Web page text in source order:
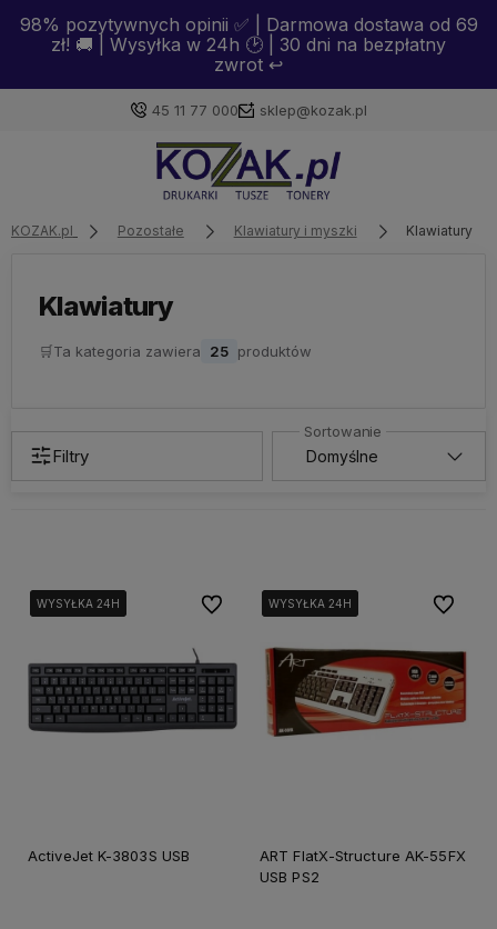
98% pozytywnych opinii ✅ | Darmowa dostawa od 69
zł! 🚚 | Wysyłka w 24h 🕑 | 30 dni na bezpłatny
zwrot ↩️
45 11 77 000 sklep@kozak.pl
Zaloguj się
Załóż konto
z poprzedniej sesji.
KOZAK.pl Pozostałe Klawiatury i myszki Klawiatury
Klawiatury
🛒Ta kategoria zawiera 25 produktów
Filtry
WYSYŁKA 24H
WYSYŁKA 24H
WYSYŁKA 24H
ActiveJet K-3803S USB
Do ulubionychWYSYŁKA 24H
WYSYŁKA 24H
WYSYŁKA 24H
ART FlatX-Structure AK-55FX
USB PS2
Do